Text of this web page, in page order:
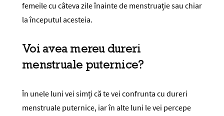
femeile cu câteva zile înainte de menstruație sau chiar
la începutul acesteia.
Voi avea mereu dureri
menstruale puternice?
În unele luni vei simți că te vei confrunta cu dureri
menstruale puternice, iar în alte luni le vei percepe